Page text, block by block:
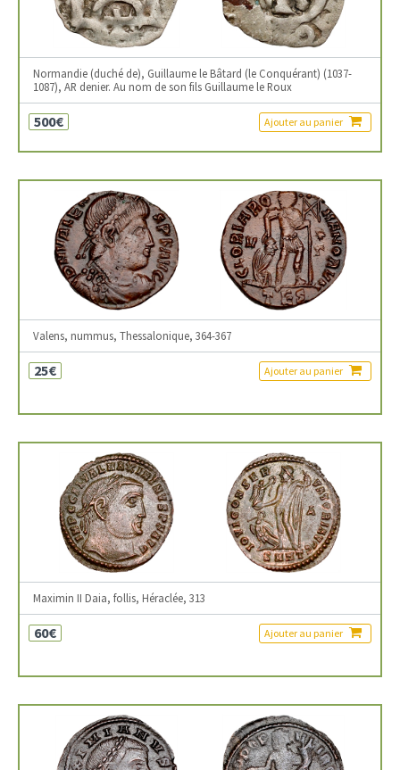
Normandie (duché de), Guillaume le Bâtard (le Conquérant) (1037-
1087), AR denier. Au nom de son fils Guillaume le Roux
500€ Ajouter au panier
Valens, nummus, Thessalonique, 364-367
25€ Ajouter au panier
Maximin II Daia, follis, Héraclée, 313
60€ Ajouter au panier